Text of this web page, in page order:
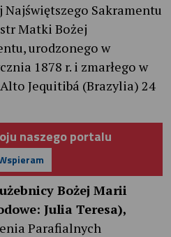
Sakramentu
Matki Bożej
urodzonego w
1878 r. i zmarłego w
Jequitibá (Brazylia) 24
naszego portalu
Bożej Marii
Julia Teresa),
Parafialnych